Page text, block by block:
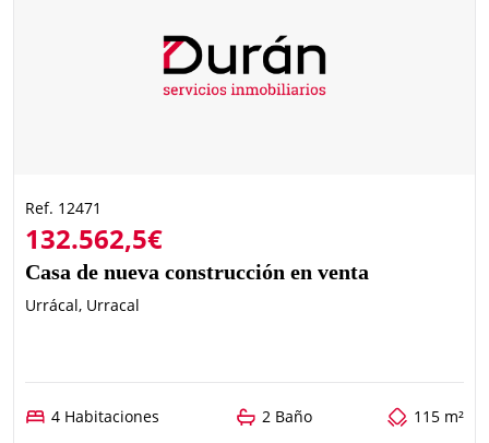
Ref. 12471
132.562,5€
Casa de nueva construcción en venta
Urrácal, Urracal
4 Habitaciones 2 Baño 115 m²